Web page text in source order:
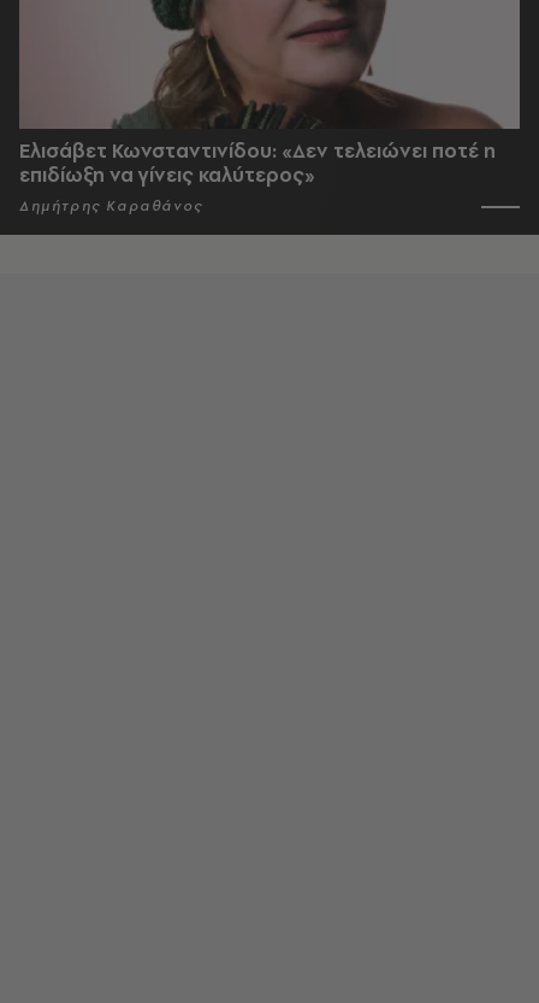
Ελισάβετ Κωνσταντινίδου: «Δεν τελειώνει ποτέ η
επιδίωξη να γίνεις καλύτερος»
Δημήτρης Καραθάνος